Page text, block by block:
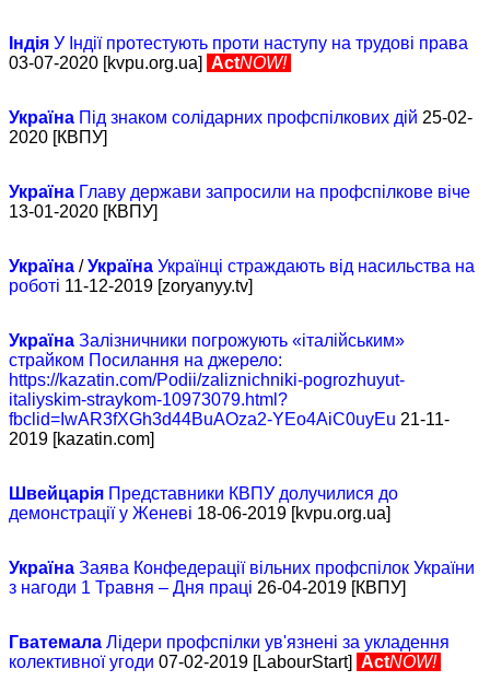
Індія У Індії протестують проти наступу на трудові права
03-07-2020 [kvpu.org.ua] ActNOW!
Україна Під знаком солідарних профспілкових дій 25-02-
2020 [КВПУ]
Україна Главу держави запросили на профспілкове віче
13-01-2020 [КВПУ]
Україна /Україна Українці страждають від насильства на
роботі 11-12-2019 [zoryanyy.tv]
Україна Залізничники погрожують «італійським»
страйком Посилання на джерело:
https://kazatin.com/Podii/zaliznichniki-pogrozhuyut-
italiyskim-straykom-10973079.html?
fbclid=IwAR3fXGh3d44BuAOza2-YEo4AiC0uyEu 21-11-
2019 [kazatin.com]
Швейцарія Представники КВПУ долучилися до
демонстрації у Женеві 18-06-2019 [kvpu.org.ua]
Україна Заява Конфедерації вільних профспілок України
з нагоди 1 Травня – Дня праці 26-04-2019 [КВПУ]
Гватемала Лідери профспілки ув'язнені за укладення
колективної угоди 07-02-2019 [LabourStart] ActNOW!